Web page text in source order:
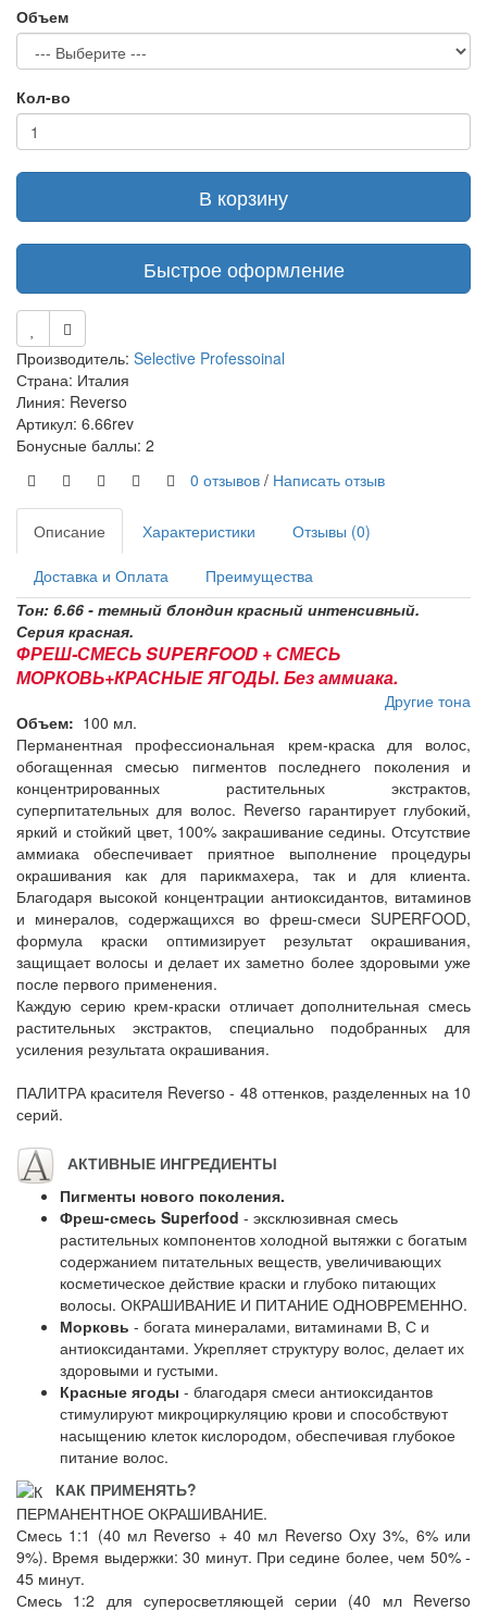
Объем
Кол-во
В корзину
Быстрое оформление
Производитель: Selective Professoinal
Страна: Италия
Линия: Reverso
Артикул: 6.66rev
Бонусные баллы: 2
0 отзывов / Написать отзыв
Описание Характеристики Отзывы (0)
Доставка и Оплата
Преимущества
Тон: 6.66 - темный блондин красный интенсивный.
Серия красная.
ФРЕШ-СМЕСЬ SUPERFOOD + СМЕСЬ
МОРКОВЬ+КРАСНЫЕ ЯГОДЫ. Без аммиака.
Другие тона
Объем: 100 мл.
Перманентная профессиональная крем-краска для волос,
обогащенная смесью пигментов последнего поколения и
концентрированных растительных экстрактов,
суперпитательных для волос. Reverso гарантирует глубокий,
яркий и стойкий цвет, 100% закрашивание седины. Отсутствие
аммиака обеспечивает приятное выполнение процедуры
окрашивания как для парикмахера, так и для клиента.
Благодаря высокой концентрации антиоксидантов, витаминов
и минералов, содержащихся во фреш-смеси SUPERFOOD,
формула краски оптимизирует результат окрашивания,
защищает волосы и делает их заметно более здоровыми уже
после первого применения.
Каждую серию крем-краски отличает дополнительная смесь
растительных экстрактов, специально подобранных для
усиления результата окрашивания.
ПАЛИТРА красителя Reverso - 48 оттенков, разделенных на 10
серий.
АКТИВНЫЕ ИНГРЕДИЕНТЫ
Пигменты нового поколения.
Фреш-смесь Superfood - эксклюзивная смесь
растительных компонентов холодной вытяжки с богатым
содержанием питательных веществ, увеличивающих
косметическое действие краски и глубоко питающих
волосы. ОКРАШИВАНИЕ И ПИТАНИЕ ОДНОВРЕМЕННО.
Морковь - богата минералами, витаминами В, С и
антиоксидантами. Укрепляет структуру волос, делает их
здоровыми и густыми.
Красные ягоды - благодаря смеси антиоксидантов
стимулируют микроциркуляцию крови и способствуют
насыщению клеток кислородом, обеспечивая глубокое
питание волос.
КАК ПРИМЕНЯТЬ?
ПЕРМАНЕНТНОЕ ОКРАШИВАНИЕ.
Смесь 1:1 (40 мл Reverso + 40 мл Reverso Oxy 3%, 6% или
9%). Время выдержки: 30 минут. При седине более, чем 50% -
45 минут.
Смесь 1:2 для суперосветляющей серии (40 мл Reverso